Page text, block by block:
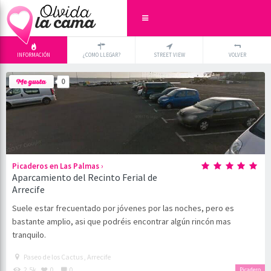
INFORMACIÓN ¿COMO LLEGAR? STREET VIEW VOLVER
0
Picaderos en Las Palmas›
Aparcamiento del Recinto Ferial de
Arrecife
Suele estar frecuentado por jóvenes por las noches, pero es
bastante amplio, asi que podréis encontrar algún rincón mas
tranquilo.
Picadero
Paseo de los Cactus , Arrecife
2.5k
0 0
-